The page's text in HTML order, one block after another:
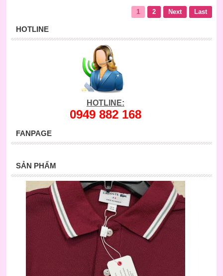
1 2 Next Last
HOTLINE
HOTLINE:
0949 882 168
FANPAGE
SẢN PHẨM